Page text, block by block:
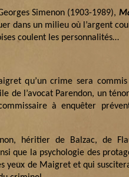
Simenon (1903-1989),
dans un milieu où l’argent
coulent les personnalités…
qu’un crime sera
de l’avocat Parendon, un
à enquêter
héritier de Balzac, de
que la psychologie des
yeux de Maigret et qui